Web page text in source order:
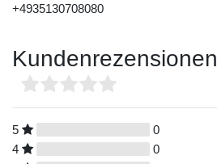
+4935130708080
Kundenrezensionen
5
0
4
0